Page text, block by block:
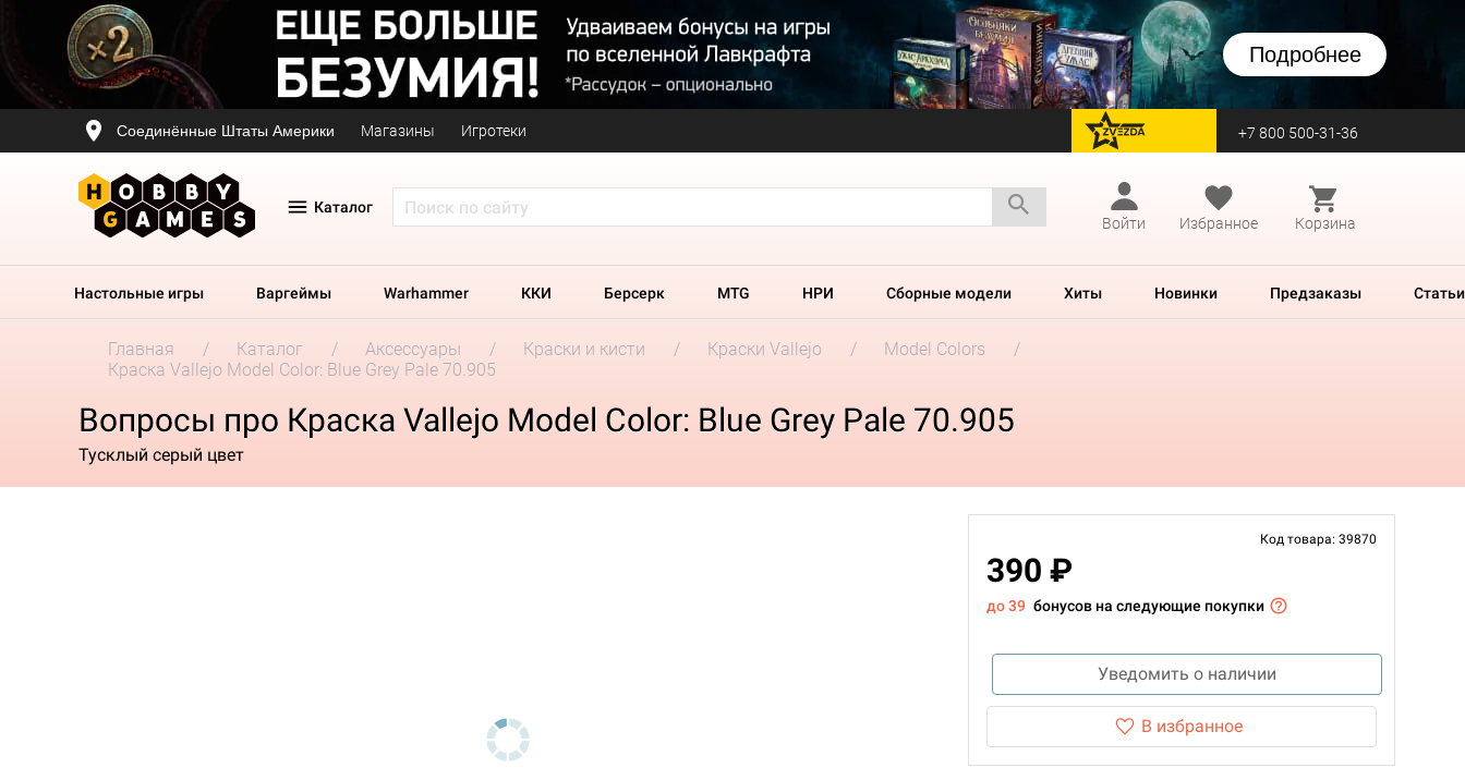
Подробнее
Соединённые Штаты Америки Магазины Игротеки перейти на Zvezda +7 800 500-31-36
Каталог
Войти
Избранное Корзина
Настольные игры Варгеймы Warhammer ККИ Берсерк MTG НРИ Сборные модели Хиты Новинки Предзаказы Статьи
Главная Каталог Аксессуары Краски и кисти Краски Vallejo
Model Colors
Краска Vallejo Model Color: Blue Grey Pale 70.905
Вопросы про Краска Vallejo Model Color: Blue Grey Pale 70.905
Тусклый серый цвет
Код товара: 39870
390 ₽
до 39 бонусов на следующие покупки
Уведомить о наличии
В избранное